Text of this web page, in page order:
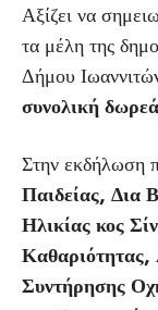
Αξίζει να
τα μέλη της
Δήμου
συνολική
Στην εκδήλωση
Παιδείας, Δια
Ηλικίας κος
Καθαριότητας,
Συντήρησης